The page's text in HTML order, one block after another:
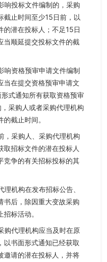
响投标文件编制的，采购
截止时间至少15日前，以
的潜在投标人；不足15日
当顺延提交投标文件的截
响资格预审申请文件编制
当在提交资格预审申请文
式通知所有获取资格预审
采购人或者采购代理机构
截止时间。
，采购人、采购代理机构
取招标文件的潜在投标人
竞争的有关招标投标的其
机构在发布招标公告、
书后，除因重大变故采购
标活动。
购代理机构应当及时在原
以书面形式通知已经获取
邀请的潜在投标人，并将